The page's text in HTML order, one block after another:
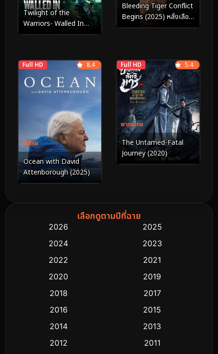
Twilight of the
Warriors- Walled In
(2024) เมืองพญายม ปิด
Bleeding Tiger Conflict
Begins (2025) หลั่งเลือด
พยัคฆ์ ปฏิบัติการอำพราง
Full HD
ซับไทย
8.4
Ocean with David
Attenborough (2025)
Full HD
พากย์ไทย
5.4
The Untamed-Fatal
Journey (2020)
เลือกดูตามปีที่ฉาย
2026
2025
2024
2023
2022
2021
2020
2019
2018
2017
2016
2015
2014
2013
2012
2011